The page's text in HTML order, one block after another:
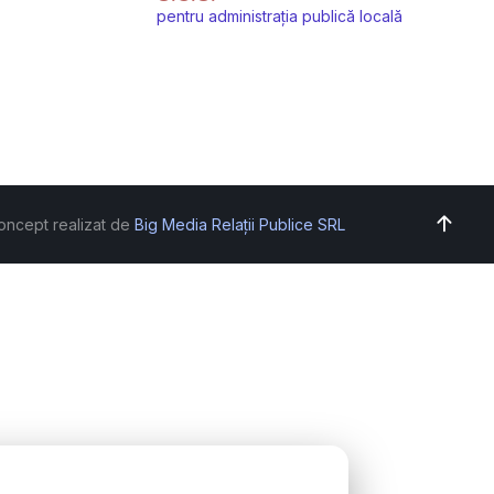
pentru administrația publică locală
realizat de Big Media Relații Publice SRL